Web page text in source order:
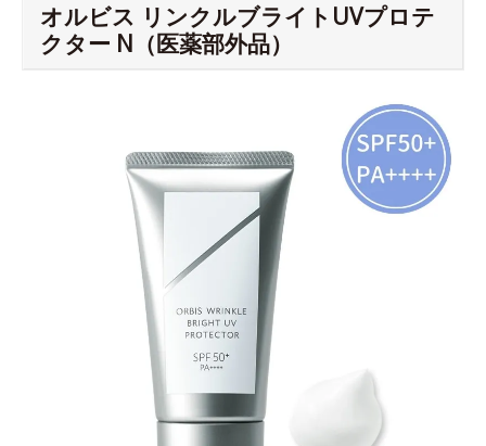
オルビス リンクルブライトUVプロテ
クター N（医薬部外品）